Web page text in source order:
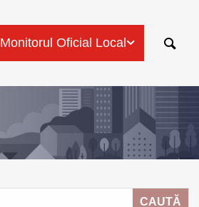
Monitorul Oficial Local